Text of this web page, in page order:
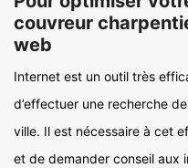
couvreur
web
Internet est un outil très
d’effectuer une recherche
ville. Il est nécessaire à cet
et de demander conseil aux